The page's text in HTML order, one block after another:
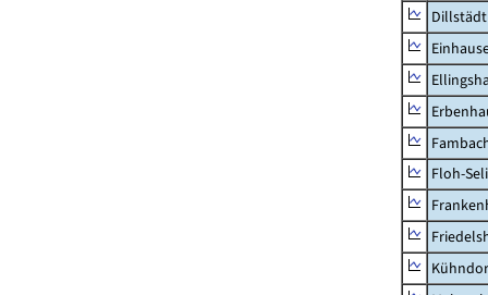
Dillstädt
Floh-